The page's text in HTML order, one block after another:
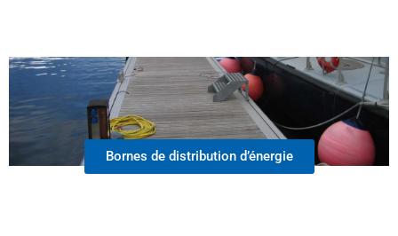
Bornes de distribution d’énergie